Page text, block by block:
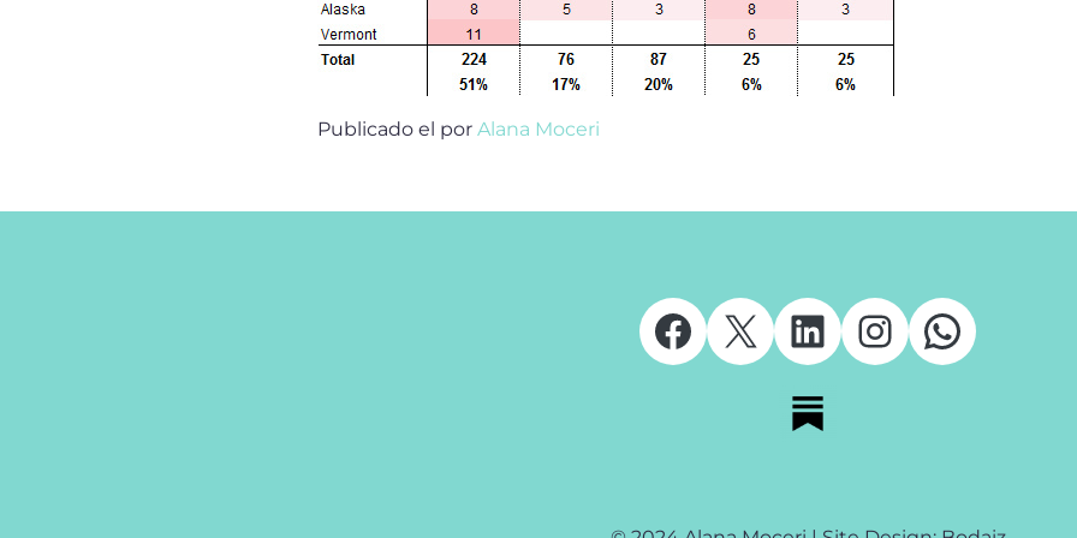
Publicado el por Alana Moceri
Facebook
X LinkedIn
Instagram